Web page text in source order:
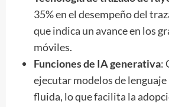
35% en el desempeño del
que indica un avance en los
móviles.
Funciones de IA generativa:
ejecutar modelos de
fluida, lo que facilita la